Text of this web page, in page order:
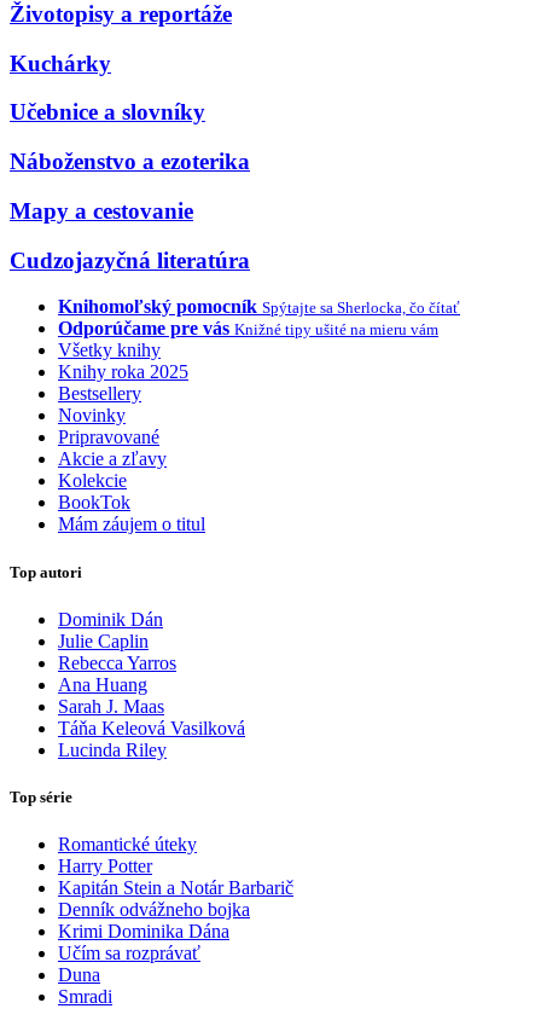
Životopisy a reportáže
Kuchárky
Učebnice a slovníky
Náboženstvo a ezoterika
Mapy a cestovanie
Cudzojazyčná literatúra
Knihomoľský pomocník Spýtajte sa Sherlocka, čo čítať
Odporúčame pre vás Knižné tipy ušité na mieru vám
Všetky knihy
Knihy roka 2025
Bestsellery
Novinky
Pripravované
Akcie a zľavy
Kolekcie
BookTok
Mám záujem o titul
Top autori
Dominik Dán
Julie Caplin
Rebecca Yarros
Ana Huang
Sarah J. Maas
Táňa Keleová Vasilková
Lucinda Riley
Top série
Romantické úteky
Harry Potter
Kapitán Stein a Notár Barbarič
Denník odvážneho bojka
Krimi Dominika Dána
Učím sa rozprávať
Duna
Smradi